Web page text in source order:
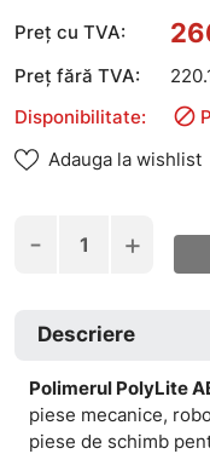
Preț cu TVA:
Preț fără TVA:
Disponibilitate:

Adauga la wishlist
- +
Descriere
Polimerul PolyLite
piese mecanice,
piese de schimb